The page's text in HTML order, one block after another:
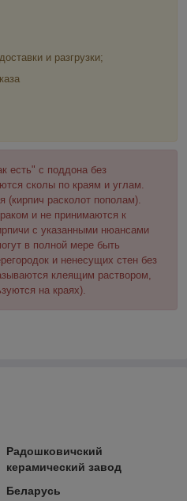
и разгрузки;
есть" с поддона без
сколы по краям и углам.
(кирпич расколот пополам).
и не принимаются к
с указанными нюансами
в полной мере быть
и ненесущих стен без
клеящим раствором,
на краях).
Радошковичский
керамический завод
Беларусь